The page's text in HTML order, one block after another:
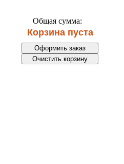
Общая сумма:
Корзина пуста